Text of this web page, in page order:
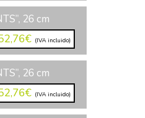
26 cm
(IVA incluido)
26 cm
(IVA incluido)